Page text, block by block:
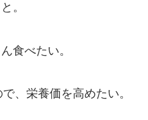
。
食べたい。
、栄養価を高めたい。